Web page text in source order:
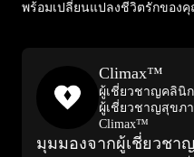
พร้อมเปลี่ยนแปลงชีวิตรักขอ
Climax™
ผู้เชี่ยวชาญคลินิ
ผู้เชี่ยวชาญสุขภ
Climax™
มุมมองจากผู้เชี่ยวชาญ